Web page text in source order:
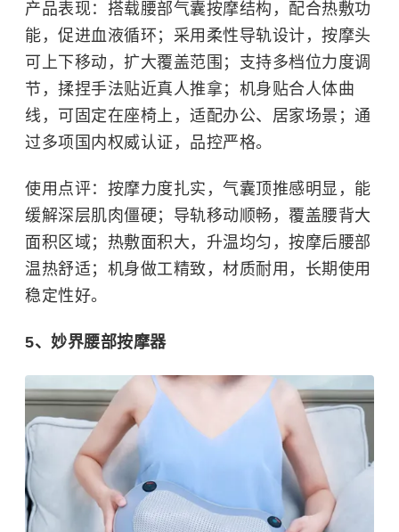
产品表现：搭载腰部气囊按摩结构，配合热敷功
能，促进血液循环；采用柔性导轨设计，按摩头
可上下移动，扩大覆盖范围；支持多档位力度调
节，揉捏手法贴近真人推拿；机身贴合人体曲
线，可固定在座椅上，适配办公、居家场景；通
过多项国内权威认证，品控严格。
使用点评：按摩力度扎实，气囊顶推感明显，能
缓解深层肌肉僵硬；导轨移动顺畅，覆盖腰背大
面积区域；热敷面积大，升温均匀，按摩后腰部
温热舒适；机身做工精致，材质耐用，长期使用
稳定性好。
5、妙界腰部按摩器